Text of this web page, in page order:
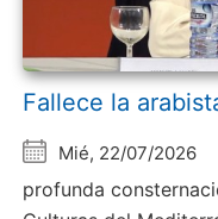
Fallece la
Mié, 22/07/2026
profunda